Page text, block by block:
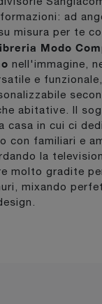
ad
misura per te
Modo
nell'immagine,
e
abitative. Il
casa in cui ci
con familiari e
la
molto gradite
mixando